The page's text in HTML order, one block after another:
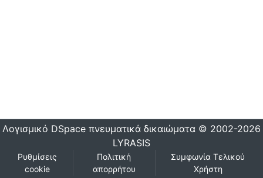
Λογισμικό DSpace πνευματικά δικαιώματα © 2002-2026
LYRASIS
Ρυθμίσεις
cookie
Πολιτική
απορρήτου
Συμφωνία Τελικού
Χρήστη